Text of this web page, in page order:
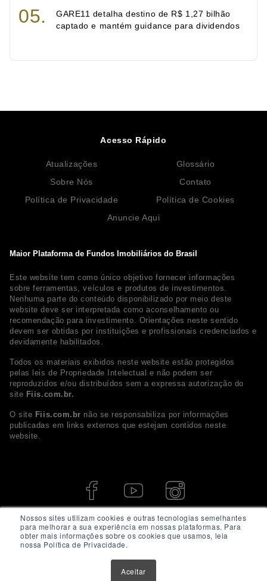
Nossos sites utilizam cookies e outras tecnologias semelhantes
para melhorar a sua experiência em nossas plataformas. Para
obter mais informações sobre os cookies que usamos, leia
nossa Política de Privacidade.
Aceitar
GARE11 detalha destino de R$ 1,27 bilhão
captado e mantém guidance para dividendos
Maior Plataforma de Fundos Imobiliários do Brasil
Este website tem como único objetivo fornecer informações
sobre ferramentas, veículos e produtos de investimentos.
Nenhuma parte do conteúdo disponibilizado por meio deste
website deve ser interpretada como aconselhamento ou
recomendação para investimento. Orientações neste sentido
devem ser obtidas por instituições e profissionais credenciados e
devidamente habilitados.
Todos os materiais exibidos neste website estão protegidos
pelas leis de Propriedade Intelectual e não podem ser
reproduzidos e/ou distribuídos sem a expressa autorização do
site Fiis.com.br.
O site Fiis.com.br não se responsabiliza por informações
publicadas em links externos que estejam contidos neste
website.
Acesso Rápido
Atualizações
Glossário
Sobre Nós
Contato
Política de Privacidade
Política de Cookies
Anuncie Aqui
© 2026 - Fiis.com.br. Todos os direitos Reservados.